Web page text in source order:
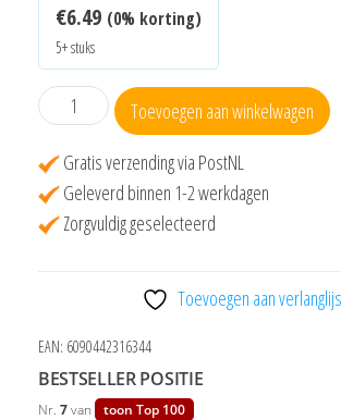
€6.49 (0% korting)
5+ stuks
USB-
adapter
voor
Nintendo
New
3DS(XL),
2DS,
Toevoegen aan winkelwagen
Gratis verzending via PostNL
Geleverd binnen 1-2 werkdagen
Zorgvuldig geselecteerd
Toevoegen aan
EAN: 6090442316344
BESTSELLER POSITIE
Nr. 7van
toon Top 100